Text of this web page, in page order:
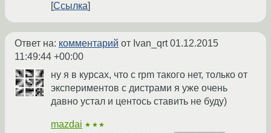
Ссылка
Ответ на: комментарий от Ivan_qrt01.12.2015
11:49:44 +00:00
ну я в курсах, что с rpm такого нет, только от
экспериментов с дистрами я уже очень
давно устал и центось ставить не буду)
mazdai ★★★